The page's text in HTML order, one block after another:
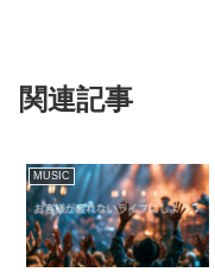
関連記事
MUSIC